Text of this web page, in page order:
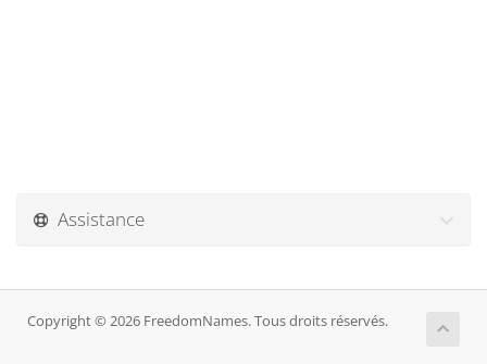
Assistance
Copyright © 2026 FreedomNames. Tous droits réservés.